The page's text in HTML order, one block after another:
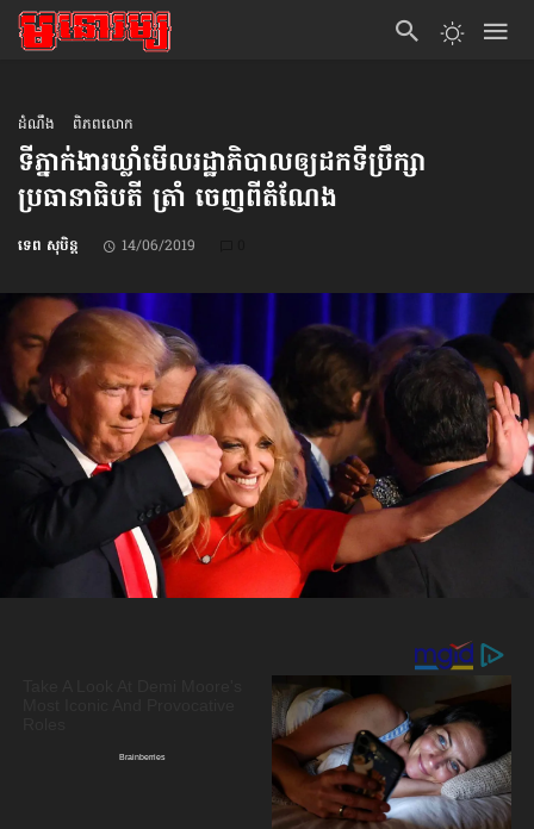
ដំណឹង ពិភពលោក
ទីភ្នាក់ងារ​ឃ្លាំមើល​រដ្ឋាភិបាល​ឲ្យដក​ទីប្រឹក្សា​
ប្រធានាធិបតី ត្រាំ ចេញ​ពីតំណែង
ទេព សុបិន្ត 14/06/2019